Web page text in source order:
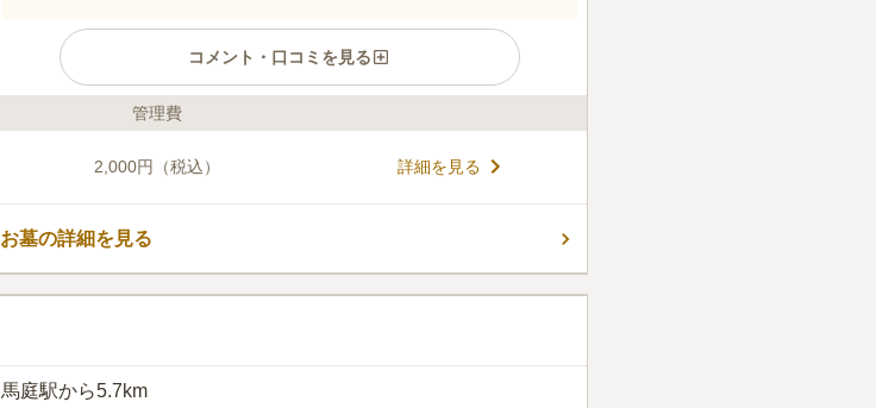
コメント・口コミを見る
ライフドット編集部のコメント
ます。使用料も5万～18万円、年間管理費も全区画2,000円なの
でリーズナブルで、経済的負担を抑えたい方に最適です。駐車
スペースは十分あり、上信越自動車道「吉井インター」から車
で約10分なので、車でのお参に行くこともできます。
管理費
2,000円（税込） 詳細を見る
お墓の詳細を見る
馬庭駅から5.7km